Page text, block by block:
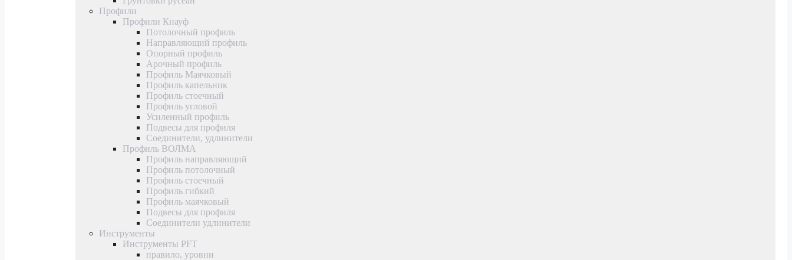
Профили
Профили Кнауф
Потолочный профиль
Направляющий профиль
Опорный профиль
Арочный профиль
Профиль Маячковый
Профиль капельник
Профиль стоечный
Профиль угловой
Усиленный профиль
Подвесы для профиля
Соединители, удлинители
Профиль ВОЛМА
Профиль направляющий
Профиль потолочный
Профиль стоечный
Профиль гибкий
Профиль маячковый
Подвесы для профиля
Соединители удлинители
Инструменты
Инструменты PFT
правило, уровни